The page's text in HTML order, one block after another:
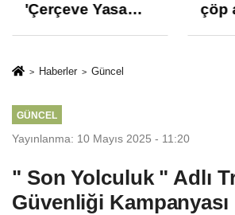
'Çerçeve Yasa
ve İhanet
çöp
Haberler Güncel
GÜNCEL
Yayınlanma: 10 Mayıs 2025 - 11:20
" Son Yolculuk " Adlı
Güvenliği